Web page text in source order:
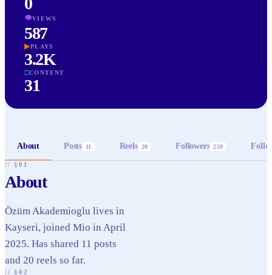
👁VIEWS
587
▶PLAYS
3.2K
□CONTENT
31
About Posts 11 Reels 20 Followers 259
// §01
About
Özüm Akademioglu lives in
Kayseri, joined Mio in April
2025. Has shared 11 posts
and 20 reels so far.
// §02